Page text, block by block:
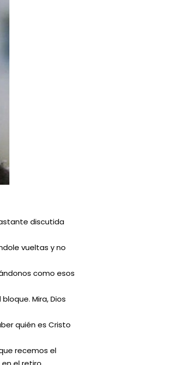
discutida
vueltas y no
como esos
Mira, Dios
quién es Cristo
recemos el